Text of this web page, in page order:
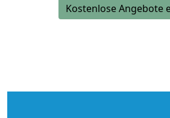
Kostenlose Angebote